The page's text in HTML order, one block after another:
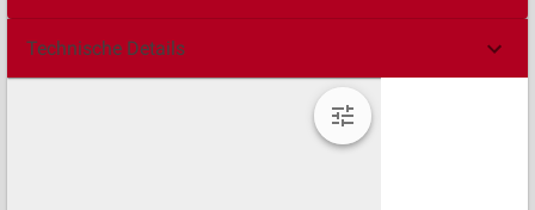
Technische Details